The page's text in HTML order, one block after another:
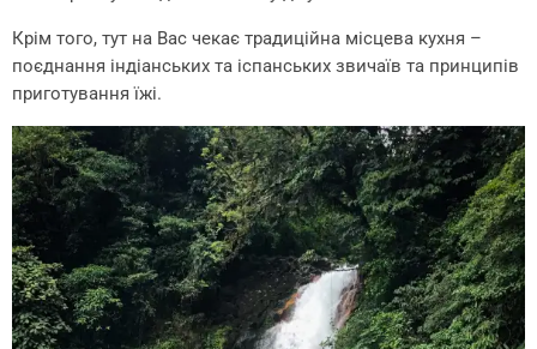
Крім того, тут на Вас чекає традиційна місцева кухня –
поєднання індіанських та іспанських звичаїв та принципів
приготування їжі.